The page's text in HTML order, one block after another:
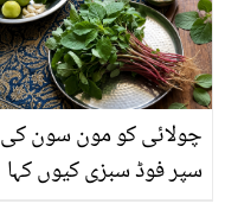
چولائی کو مون سون کی
سپر فوڈ سبزی کیوں کہا